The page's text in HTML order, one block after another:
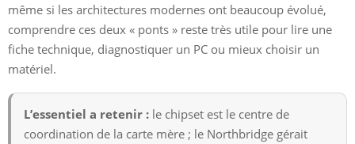
même si les architectures modernes ont beaucoup évolué,
comprendre ces deux « ponts » reste très utile pour lire une
fiche technique, diagnostiquer un PC ou mieux choisir un
matériel.
L’essentiel a retenir : le chipset est le centre de
coordination de la carte mère ; le Northbridge gérait